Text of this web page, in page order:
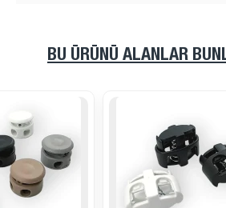
BU ÜRÜNÜ ALANLAR